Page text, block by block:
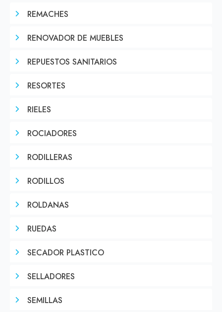
REMACHES
RENOVADOR DE MUEBLES
REPUESTOS SANITARIOS
RESORTES
RIELES
ROCIADORES
RODILLERAS
RODILLOS
ROLDANAS
RUEDAS
SECADOR PLASTICO
SELLADORES
SEMILLAS